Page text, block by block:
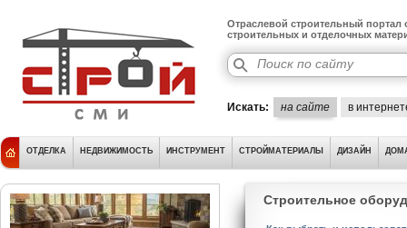
Отраслевой строительный портал
строительных и отделочных
Искать: на сайте в
ОТДЕЛКА НЕДВИЖИМОСТЬ ИНСТРУМЕНТ СТРОЙМАТЕРИАЛЫ ДИЗАЙН
Строительное